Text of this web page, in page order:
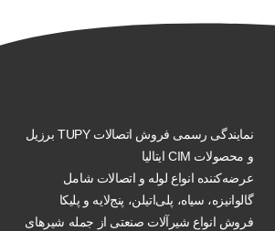
نمایندگی رسمی فروش اتصالات TUPY برزیل
و محصولات CIM ایتالیا
عرضه‌کننده انواع لوله و اتصالات شامل
گالوانیزه، سیاه، پلی‌اتیلن، پنج‌لایه و پلیکا
فروش انواع شیرآلات صنعتی از جمله شیرهای